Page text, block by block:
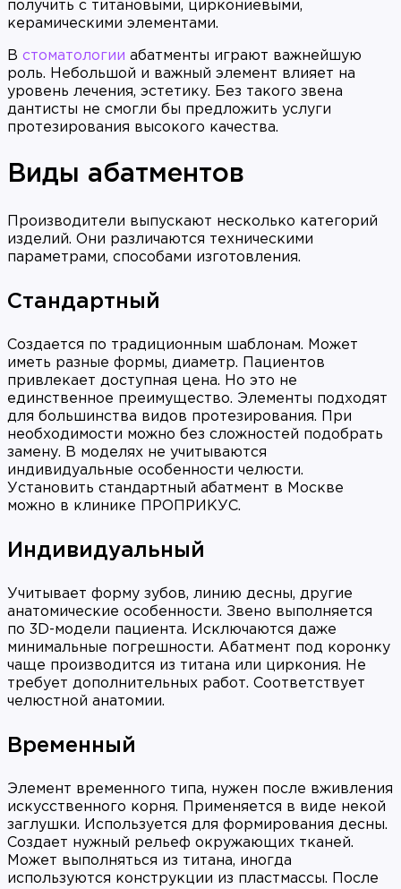
получить с титановыми, циркониевыми,
керамическими элементами.
В стоматологии абатменты играют важнейшую
роль. Небольшой и важный элемент влияет на
уровень лечения, эстетику. Без такого звена
дантисты не смогли бы предложить услуги
протезирования высокого качества.
Виды абатментов
Производители выпускают несколько категорий
изделий. Они различаются техническими
параметрами, способами изготовления.
Стандартный
Создается по традиционным шаблонам. Может
иметь разные формы, диаметр. Пациентов
привлекает доступная цена. Но это не
единственное преимущество. Элементы подходят
для большинства видов протезирования. При
необходимости можно без сложностей подобрать
замену. В моделях не учитываются
индивидуальные особенности челюсти.
Установить стандартный абатмент в Москве
можно в клинике ПРОПРИКУС.
Индивидуальный
Учитывает форму зубов, линию десны, другие
анатомические особенности. Звено выполняется
по 3D-модели пациента. Исключаются даже
минимальные погрешности. Абатмент под коронку
чаще производится из титана или циркония. Не
требует дополнительных работ. Соответствует
челюстной анатомии.
Временный
Элемент временного типа, нужен после вживления
искусственного корня. Применяется в виде некой
заглушки. Используется для формирования десны.
Создает нужный рельеф окружающих тканей.
Может выполняться из титана, иногда
используются конструкции из пластмассы. После